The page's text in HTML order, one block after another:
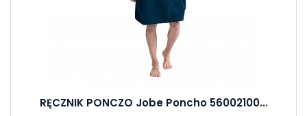
RĘCZNIK PONCZO Jobe Poncho 56002100...